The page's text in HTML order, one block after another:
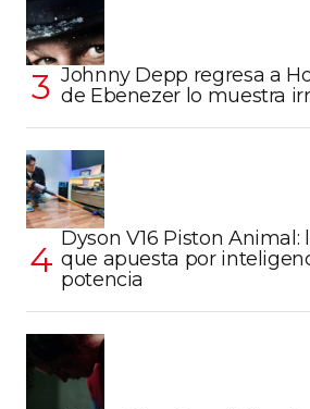
Johnny Depp regresa a
de Ebenezer lo muestra
Dyson V16 Piston Animal:
que apuesta por
potencia